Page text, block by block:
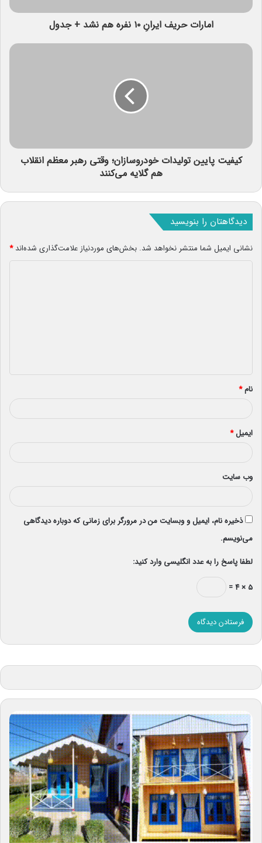
امارات حریف ایرانِ ۱۰ نفره هم نشد + جدول
کیفیت پایین تولیدات خودروسازان؛ وقتی رهبر معظم انقلاب
هم گلایه می‌کنند
دیدگاهتان را بنویسید
نشانی ایمیل شما منتشر نخواهد شد. بخش‌های موردنیاز علامت‌گذاری شده‌اند*
*
نام*
ایمیل*
وب‌ سایت
ذخیره نام، ایمیل و وبسایت من در مرورگر برای زمانی که دوباره دیدگاهی
می‌نویسم.
لطفا پاسخ را به عدد انگلیسی وارد کنید:
۵ × ۴ =